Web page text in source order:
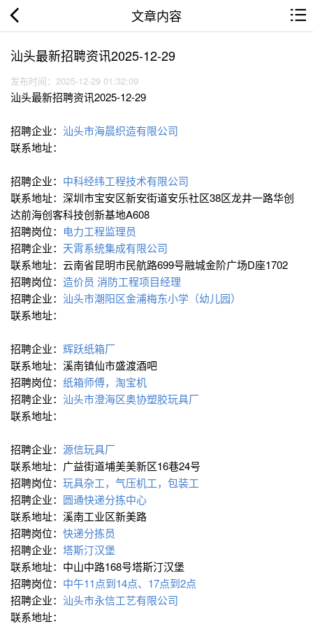
文章内容
汕头最新招聘资讯2025-12-29
发布时间：2025-12-29 01:32:09
汕头最新招聘资讯2025-12-29
招聘企业： 汕头市海晨织造有限公司
联系地址：
招聘企业： 中科经纬工程技术有限公司
联系地址：深圳市宝安区新安街道安乐社区38区龙井一路华创
达前海创客科技创新基地A608
招聘岗位： 电力工程监理员
招聘企业： 天霄系统集成有限公司
联系地址：云南省昆明市民航路699号融城金阶广场D座1702
招聘岗位： 造价员 消防工程项目经理
招聘企业： 汕头市潮阳区金浦梅东小学（幼儿园）
联系地址：
招聘企业： 辉跃纸箱厂
联系地址：溪南镇仙市盛渡酒吧
招聘岗位： 纸箱师傅，淘宝机
招聘企业： 汕头市澄海区奥协塑胶玩具厂
联系地址：
招聘企业： 源信玩具厂
联系地址：广益街道埔美美新区16巷24号
招聘岗位： 玩具杂工，气压机工，包装工
招聘企业： 圆通快递分拣中心
联系地址：溪南工业区新美路
招聘岗位： 快递分拣员
招聘企业： 塔斯汀汉堡
联系地址：中山中路168号塔斯汀汉堡
招聘岗位： 中午11点到14点、17点到2点
招聘企业： 汕头市永信工艺有限公司
联系地址：